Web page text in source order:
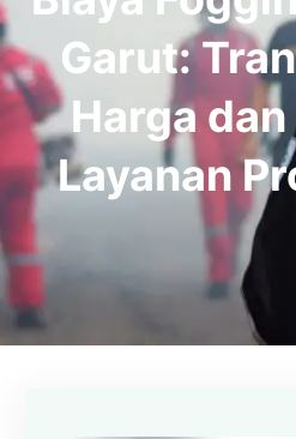
Garut:
Harga
Layanan